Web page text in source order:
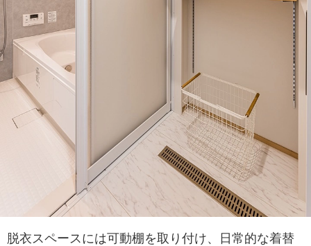
脱衣スペースには可動棚を取り付け、日常的な着替